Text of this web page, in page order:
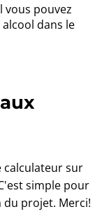
vous pouvez
dans le
calculateur sur
simple pour
projet. Merci!